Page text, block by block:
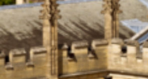
台灣
日本
菲律賓
留學最新博客 BLOGS
留學經驗分享EXPERIENCES
留學步驟 STEPS
留學宣傳手冊